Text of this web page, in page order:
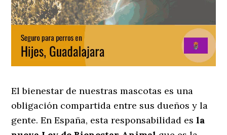
El bienestar de nuestras mascotas es una
obligación compartida entre sus dueños y la
gente. En España, esta responsabilidad esla